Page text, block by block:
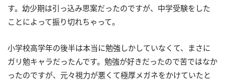
す。幼少期は引っ込み思案だったのですが、中学受験をした
ことによって振り切れちゃって。
小学校高学年の後半は本当に勉強しかしていなくて、まさに
ガリ勉キャラだったんです。勉強が好きだったので苦ではなか
ったのですが、元々視力が悪くて極厚メガネをかけていたと